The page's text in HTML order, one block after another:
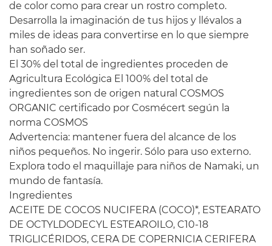
de color como para crear un rostro completo.
Desarrolla la imaginación de tus hijos y llévalos a
miles de ideas para convertirse en lo que siempre
han soñado ser.
El 30% del total de ingredientes proceden de
Agricultura Ecológica El 100% del total de
ingredientes son de origen natural COSMOS
ORGANIC certificado por Cosmécert según la
norma COSMOS
Advertencia: mantener fuera del alcance de los
niños pequeños. No ingerir. Sólo para uso externo.
Explora todo el maquillaje para niños de Namaki, un
mundo de fantasía.
Ingredientes
ACEITE DE COCOS NUCIFERA (COCO)*, ESTEARATO
DE OCTYLDODECYL ESTEAROILO, C10-18
TRIGLICÉRIDOS, CERA DE COPERNICIA CERIFERA